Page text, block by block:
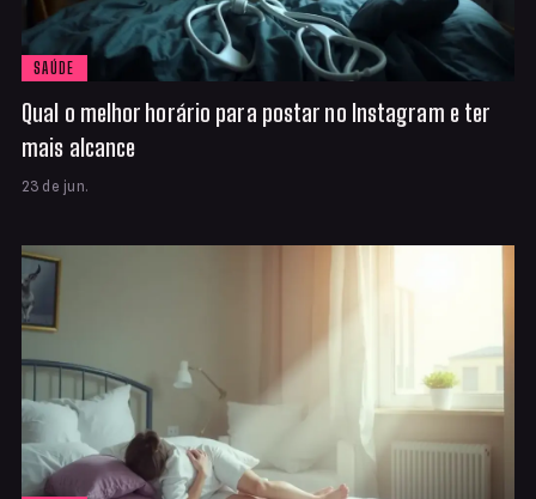
SAÚDE
Qual o melhor horário para postar no Instagram e ter
mais alcance
23 de jun.